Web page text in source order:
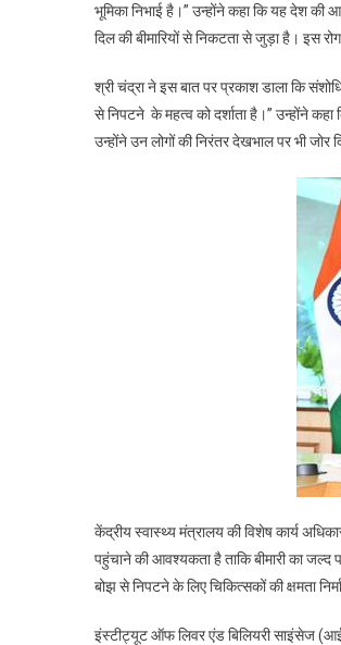
भूमिका निभाई है।” उन्होंने कहा कि यह देश की
दिल की बीमारियों से निकटता से जुड़ा है। इस
श्री चंद्रा ने इस बात पर प्रकाश डाला कि
से निपटने के महत्व को दर्शाता है।” उन्होंने
उन्होंने उन लोगों की निरंतर देखभाल पर भी
केंद्रीय स्वास्थ्य मंत्रालय की विशेष कार्य
पहुंचाने की आवश्यकता है ताकि बीमारी का
बोझ से निपटने के लिए चिकित्सकों की क्षमता
इंस्टीट्यूट ऑफ लिवर एंड बिलियरी साइंसेज